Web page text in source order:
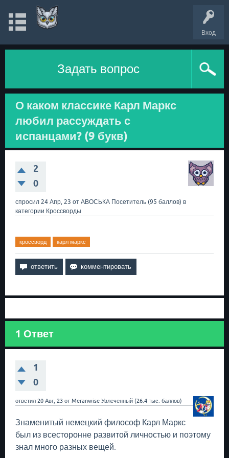
Вход
Задать вопрос
О каком классике Карл Маркс
любил рассуждать с
испанцами? (9 букв)
2
0
спросил 24 Апр, 23 от АВОСЬКА Посетитель (95 баллов) в
категории Кроссворды
кроссворд карл маркс
1 Ответ
1
0
ответил 20 Авг, 23 от Meranwise Увлеченный (26.4 тыс. баллов)
Знаменитый немецкий философ Карл Маркс
был из всесторонне развитой личностью и поэтому
знал много разных вещей.